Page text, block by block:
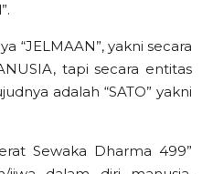
“JELMAAN”, yakni secara
tapi secara entitas
adalah “SATO” yakni
Sewaka Dharma 499”